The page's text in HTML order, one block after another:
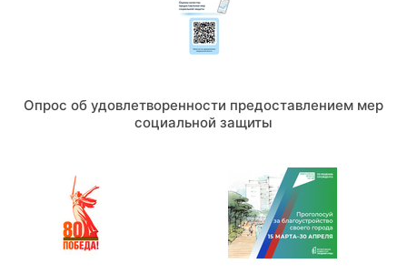
Опрос об удовлетворенности предоставлением мер
социальной защиты